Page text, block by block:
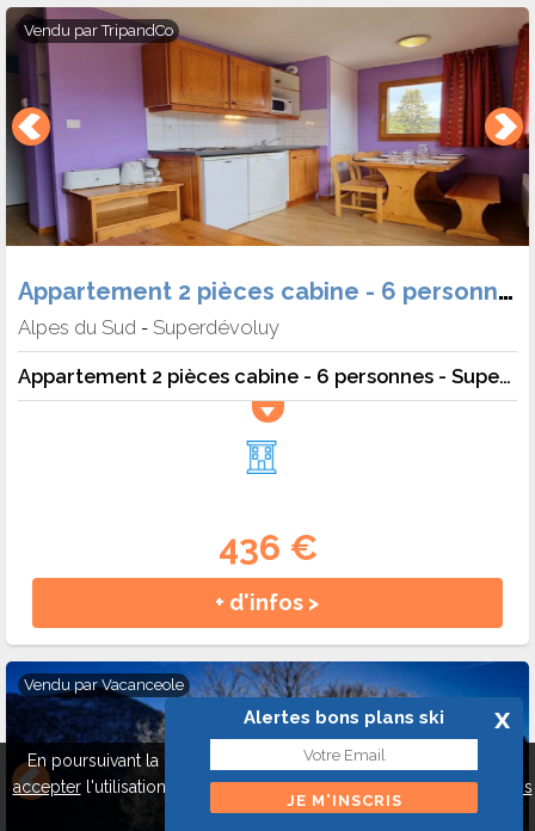
Vendu parTripandCo
Appartement 2 pièces cabine - 6 personnes - SuperDevoluy - Chalets superd ancolie
Alpes du Sud - Superdévoluy
Appartement 2 pièces cabine - 6 personnes - SuperDevoluy - Chalets superd ancolie
436 €
+ d'infos >
Vendu parVacanceole
Alertes bons plans ski x
En poursuivant la navigation sur ce site, vous pouvez
accepterl'utilisation de cookies pour mieux vous servir.
A propos
des cookies
Fermer